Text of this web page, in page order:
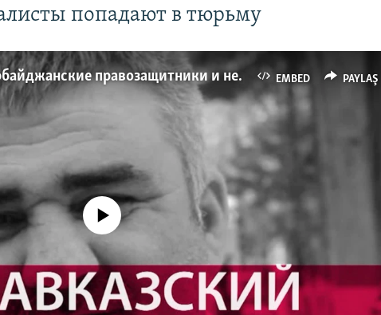
попадают в тюрьму
EMBED PAYLAŞ
Имидж – все. Почему азербайджанские правозащитники и независимые журналисты попадают в тюрьму
media source currently available